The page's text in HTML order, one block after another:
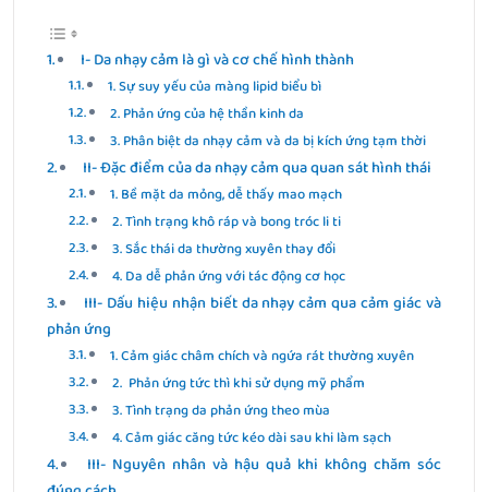
I- Da nhạy cảm là gì và cơ chế hình thành
1. Sự suy yếu của màng lipid biểu bì
2. Phản ứng của hệ thần kinh da
3. Phân biệt da nhạy cảm và da bị kích ứng tạm thời
II- Đặc điểm của da nhạy cảm qua quan sát hình thái
1. Bề mặt da mỏng, dễ thấy mao mạch
2. Tình trạng khô ráp và bong tróc li ti
3. Sắc thái da thường xuyên thay đổi
4. Da dễ phản ứng với tác động cơ học
III- Dấu hiệu nhận biết da nhạy cảm qua cảm giác và
phản ứng
1. Cảm giác châm chích và ngứa rát thường xuyên
2. Phản ứng tức thì khi sử dụng mỹ phẩm
3. Tình trạng da phản ứng theo mùa
4. Cảm giác căng tức kéo dài sau khi làm sạch
III- Nguyên nhân và hậu quả khi không chăm sóc